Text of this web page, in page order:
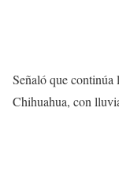
Señaló que continúa
Chihuahua, con